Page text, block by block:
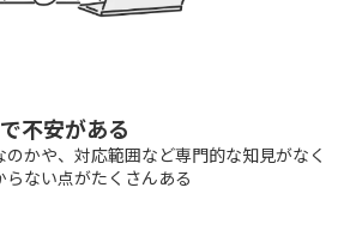
不安がある
かや、対応範囲など専門的な知見がなく
ない点がたくさんある